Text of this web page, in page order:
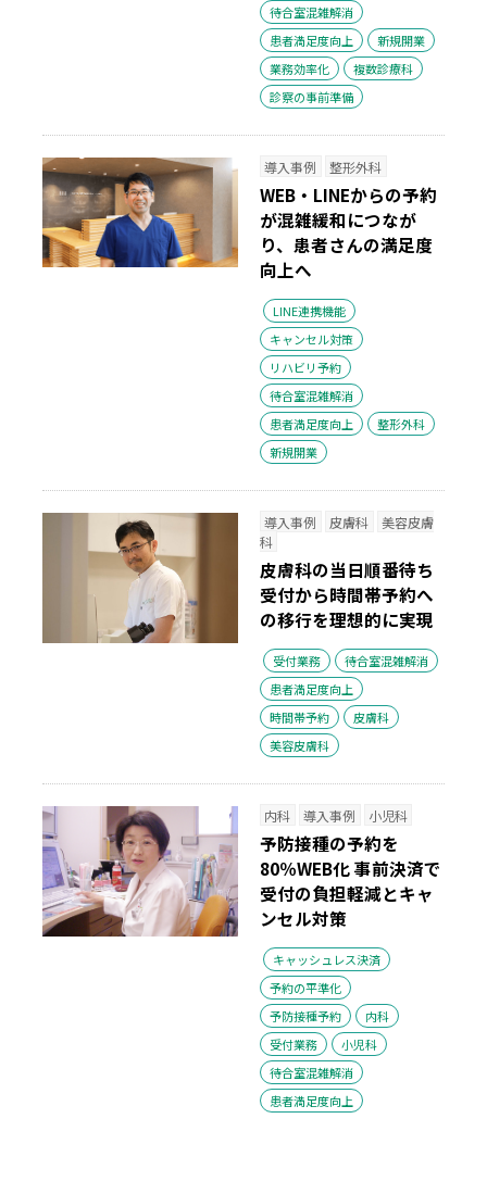
待合室混雑解消
患者満足度向上
新規開業
業務効率化
複数診療科
診察の事前準備
導入事例 整形外科
WEB・LINEからの予約
が混雑緩和につなが
り、患者さんの満足度
向上へ
LINE連携機能
キャンセル対策
リハビリ予約
待合室混雑解消
患者満足度向上
整形外科
新規開業
導入事例 皮膚科
美容皮膚
科
皮膚科の当日順番待ち
受付から時間帯予約へ
の移行を理想的に実現
受付業務
待合室混雑解消
患者満足度向上
時間帯予約
皮膚科
美容皮膚科
内科 導入事例 小児科
予防接種の予約を
80％WEB化 事前決済で
受付の負担軽減とキャ
ンセル対策
キャッシュレス決済
予約の平準化
予防接種予約
内科
受付業務
小児科
待合室混雑解消
患者満足度向上